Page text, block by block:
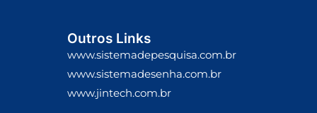
Outros Links
www.sistemadepesquisa.com.br
www.sistemadesenha.com.br
www.jintech.com.br